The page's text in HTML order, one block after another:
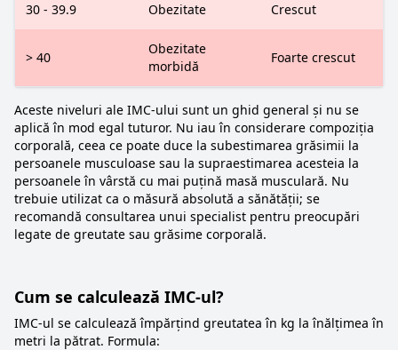
30 - 39.9 Obezitate Crescut
> 40
Obezitate
morbidă
Foarte crescut
Aceste niveluri ale IMC-ului sunt un ghid general și nu se
aplică în mod egal tuturor. Nu iau în considerare compoziția
corporală, ceea ce poate duce la subestimarea grăsimii la
persoanele musculoase sau la supraestimarea acesteia la
persoanele în vârstă cu mai puțină masă musculară. Nu
trebuie utilizat ca o măsură absolută a sănătății; se
recomandă consultarea unui specialist pentru preocupări
legate de greutate sau grăsime corporală.
Cum se calculează IMC-ul?
IMC-ul se calculează împărțind greutatea în kg la înălțimea în
metri la pătrat. Formula: